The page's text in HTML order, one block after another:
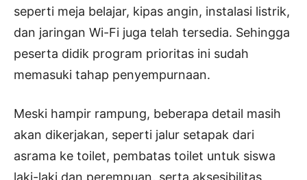
seperti meja belajar, kipas angin, instalasi listrik,
dan jaringan Wi-Fi juga telah tersedia. Sehingga
peserta didik program prioritas ini sudah
memasuki tahap penyempurnaan.
Meski hampir rampung, beberapa detail masih
akan dikerjakan, seperti jalur setapak dari
asrama ke toilet, pembatas toilet untuk siswa
laki-laki dan perempuan, serta aksesibilitas